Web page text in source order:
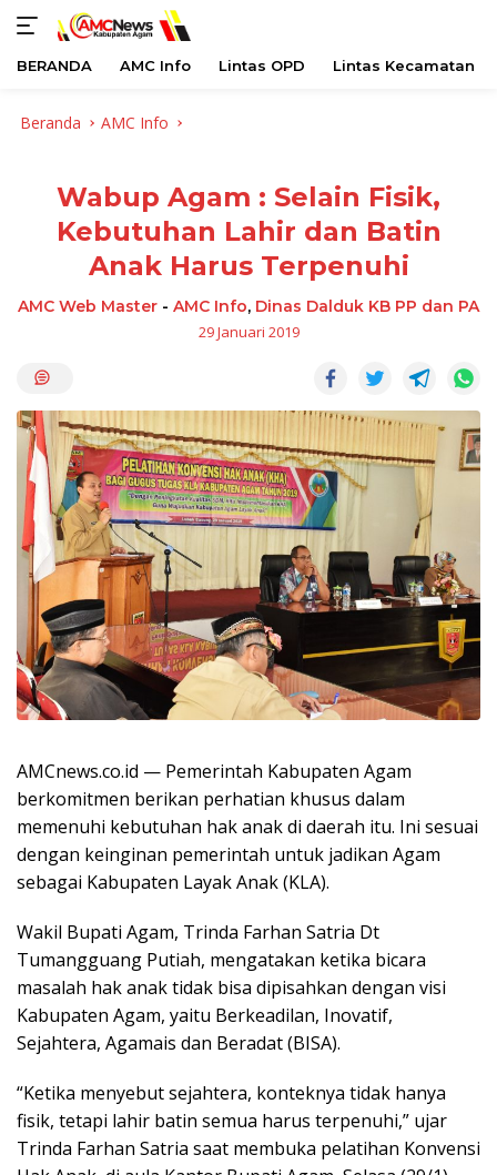
BERANDA AMC Info Lintas OPD Lintas Kecamatan
Beranda AMC Info
Wabup Agam : Selain Fisik,
Kebutuhan Lahir dan Batin
Anak Harus Terpenuhi
AMC Web Master - AMC Info, Dinas Dalduk KB PP dan PA
29 Januari 2019
AMCnews.co.id — Pemerintah Kabupaten Agam
berkomitmen berikan perhatian khusus dalam
memenuhi kebutuhan hak anak di daerah itu. Ini sesuai
dengan keinginan pemerintah untuk jadikan Agam
sebagai Kabupaten Layak Anak (KLA).
Wakil Bupati Agam, Trinda Farhan Satria Dt
Tumangguang Putiah, mengatakan ketika bicara
masalah hak anak tidak bisa dipisahkan dengan visi
Kabupaten Agam, yaitu Berkeadilan, Inovatif,
Sejahtera, Agamais dan Beradat (BISA).
“Ketika menyebut sejahtera, konteknya tidak hanya
fisik, tetapi lahir batin semua harus terpenuhi,” ujar
Trinda Farhan Satria saat membuka pelatihan Konvensi